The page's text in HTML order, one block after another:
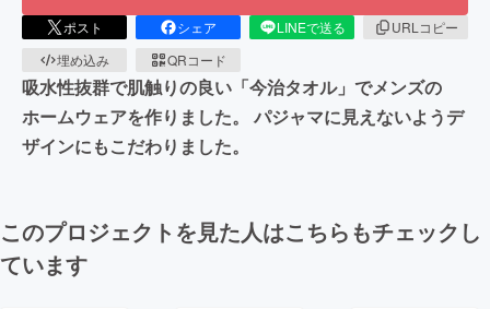
ポスト シェア LINEで送る
URLコピー
埋め込み
QRコード
吸水性抜群で肌触りの良い「今治タオル」でメンズの
ホームウェアを作りました。 パジャマに見えないようデ
ザインにもこだわりました。
このプロジェクトを見た人はこちらもチェックし
ています